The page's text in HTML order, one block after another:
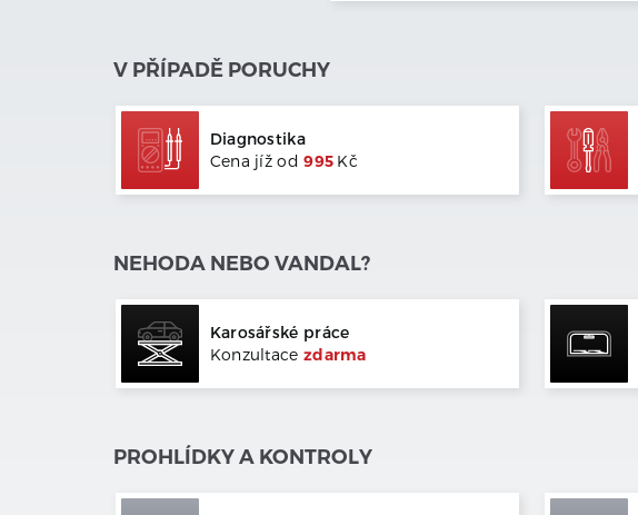
V PŘÍPADĚ PORUCHY
Diagnostika
Cena jíž od995 Kč
NEHODA NEBO VANDAL?
Karosářské práce
Konzultace zdarma
PROHLÍDKY A KONTROLY